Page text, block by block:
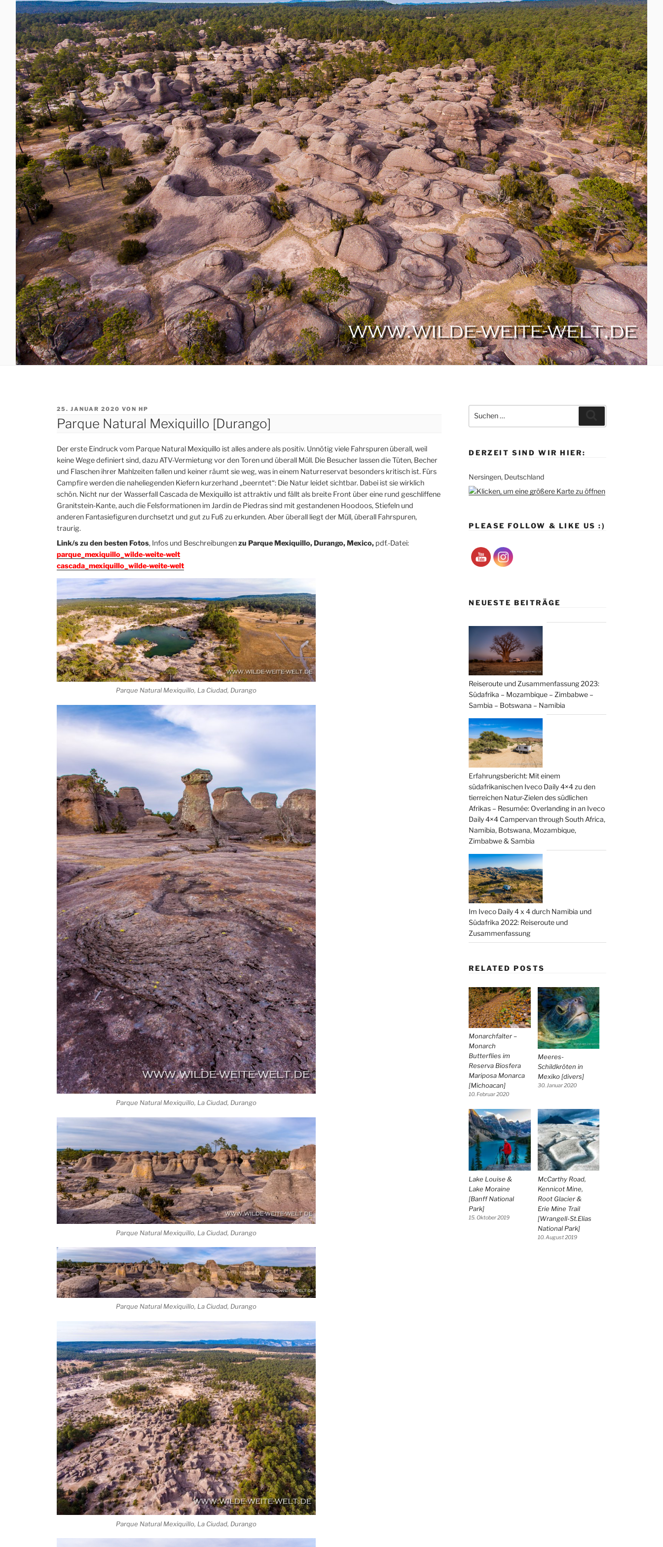
VERÖFFENTLICHT
25. JANUAR 2020 VONHP
Parque Natural Mexiquillo [Durango]
Der erste Eindruck vom Parque Natural Mexiquillo ist alles andere als positiv. Unnötig viele Fahrspuren überall, weil
keine Wege definiert sind, dazu ATV-Vermietung vor den Toren und überall Müll. Die Besucher lassen die Tüten, Becher
und Flaschen ihrer Mahlzeiten fallen und keiner räumt sie weg, was in einem Naturreservat besonders kritisch ist. Fürs
Campfire werden die naheliegenden Kiefern kurzerhand „beerntet“: Die Natur leidet sichtbar. Dabei ist sie wirklich
schön. Nicht nur der Wasserfall Cascada de Mexiquillo ist attraktiv und fällt als breite Front über eine rund geschliffene
Granitstein-Kante, auch die Felsformationen im Jardin de Piedras sind mit gestandenen Hoodoos, Stiefeln und
anderen Fantasiefiguren durchsetzt und gut zu Fuß zu erkunden. Aber überall liegt der Müll, überall Fahrspuren,
traurig.
Link/s zu den besten Fotos, Infos und Beschreibungenzu Parque Mexiquillo, Durango, Mexico, pdf.-Datei:
parque_mexiquillo_wilde-weite-welt
cascada_mexiquillo_wilde-weite-welt
Parque Natural Mexiquillo, La Ciudad, Durango
Parque Natural Mexiquillo, La Ciudad, Durango
Parque Natural Mexiquillo, La Ciudad, Durango
Parque Natural Mexiquillo, La Ciudad, Durango
Parque Natural Mexiquillo, La Ciudad, Durango
nach:
DERZEIT SIND WIR HIER:
Nersingen, Deutschland
PLEASE FOLLOW & LIKE US :)
NEUESTE BEITRÄGE
Reiseroute und Zusammenfassung 2023:
Südafrika – Mozambique – Zimbabwe –
Sambia – Botswana – Namibia
Erfahrungsbericht: Mit einem
südafrikanischen Iveco Daily 4×4 zu den
tierreichen Natur-Zielen des südlichen
Afrikas – Resumée: Overlanding in an Iveco
Daily 4×4 Campervan through South Africa,
Namibia, Botswana, Mozambique,
Zimbabwe & Sambia
Im Iveco Daily 4 x 4 durch Namibia und
Südafrika 2022: Reiseroute und
Zusammenfassung
RELATED POSTS
Monarchfalter –
Monarch
Butterflies im
Reserva Biosfera
Mariposa Monarca
[Michoacan]
10. Februar 2020
Meeres-
Schildkröten in
Mexiko [divers]
30. Januar 2020
Lake Louise &
Lake Moraine
[Banff National
Park]
15. Oktober 2019
McCarthy Road,
Kennicot Mine,
Root Glacier &
Erie Mine Trail
[Wrangell-St.Elias
National Park]
10. August 2019